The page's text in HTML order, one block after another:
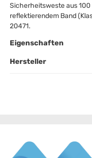
Sicherheitsweste aus
reflektierendem Band
20471.
Eigenschaften
Hersteller